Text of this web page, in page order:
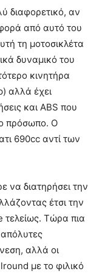
διαφορετικό, αν
από αυτό του
τη μοτοσικλέτα
δυναμικό του
κινητήρα
αλλά έχει
και ABS που
πρόσωπο. Ο
690cc αντί των
να διατηρήσει την
έτσι την
τελείως. Τώρα πια
αλλά οι
με το φιλικό